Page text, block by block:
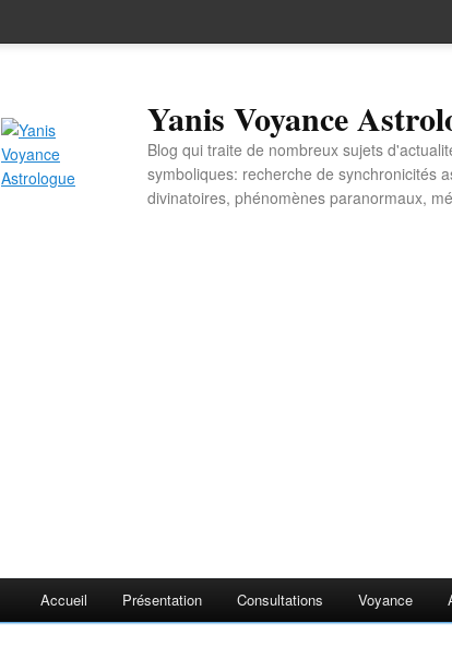
Yanis Voyance
Blog qui traite de nombreux sujets
symboliques: recherche de synchronicités
divinatoires, phénomènes paranormaux,
Accueil Présentation Consultations Voyance